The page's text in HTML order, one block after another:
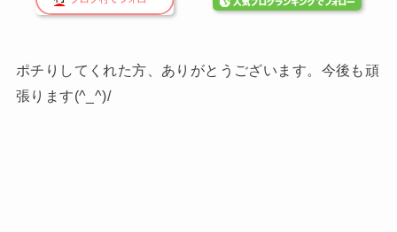
ポチりしてくれた方、ありがとうございます。今後も頑
張ります(^_^)/